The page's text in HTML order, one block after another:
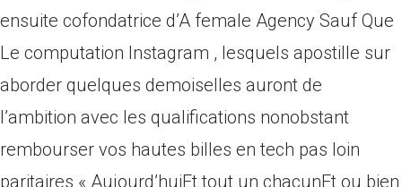
ensuite cofondatrice d’A female Agency Sauf Que
Le computation Instagram , lesquels apostille sur
aborder quelques demoiselles auront de
l’ambition avec les qualifications nonobstant
rembourser vos hautes billes en tech pas loin
paritaires « Aujourd’huiEt tout un chacunEt ou bien